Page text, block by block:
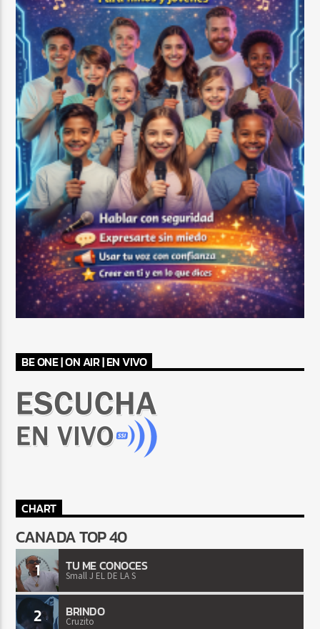
BE ONE | ON AIR | EN VIVO
CHART
CANADA TOP 40
1 TU ME CONOCES
Small J EL DE LA S
2 BRINDO
Cruzito